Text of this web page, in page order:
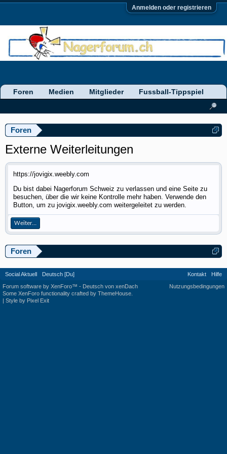
Anmelden oder registrieren
Foren
Externe Weiterleitungen
https://jovigix.weebly.com
Du bist dabei Nagerforum Schweiz zu verlassen und eine Seite zu
besuchen, über die wir keine Kontrolle mehr haben. Verwende den
Button, um zu jovigix.weebly.com weitergeleitet zu werden.
Weiter...
Foren
Foren Medien Mitglieder Fussball-Tippspiel
Social Aktuell Deutsch [Du] Kontakt
Hilfe
Nutzungsbedingungen
Forum software by XenForo™ - Deutsch von xenDach
Some XenForo functionality crafted by ThemeHouse
| Style by Pixel Exit